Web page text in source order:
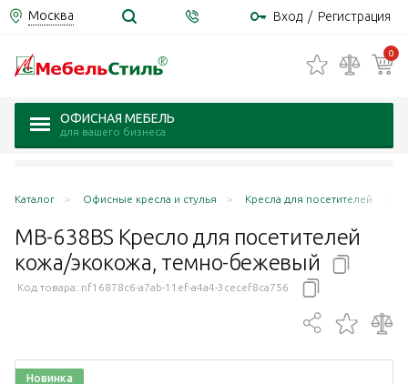
Москва Вход / Регистрация
0
ОФИСНАЯ МЕБЕЛЬ
для вашего бизнеса
Каталог Офисные кресла и стулья Кресла для посетителей
MB-638BS Кресло для посетителей
кожа/экокожа, темно-бежевый
Код товара: nf16878c6-a7ab-11ef-a4a4-3cecef8ca756
Новинка